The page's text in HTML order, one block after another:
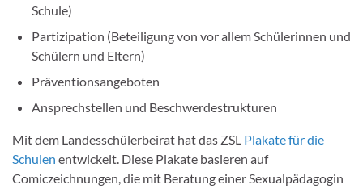
Schule)
Partizipation (Beteiligung von vor allem Schülerinnen und
Schülern und Eltern)
Präventionsangeboten
Ansprechstellen und Beschwerdestrukturen
Mit dem Landesschülerbeirat hat das ZSL Plakate für die
Schulen entwickelt. Diese Plakate basieren auf
Comiczeichnungen, die mit Beratung einer Sexualpädagogin